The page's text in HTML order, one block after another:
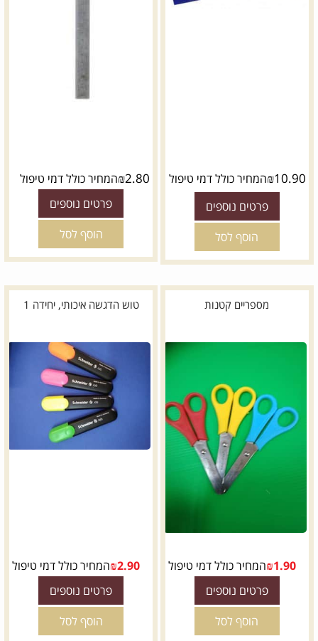
₪10.90 המחיר כולל דמי טיפול
פרטים נוספים
הוסף לסל
₪2.80 המחיר כולל דמי טיפול
פרטים נוספים
הוסף לסל
מספריים קטנות
₪1.90 המחיר כולל דמי טיפול
פרטים נוספים
הוסף לסל
טוש הדגשה איכותי, יחידה 1
₪2.90 המחיר כולל דמי טיפול
פרטים נוספים
הוסף לסל